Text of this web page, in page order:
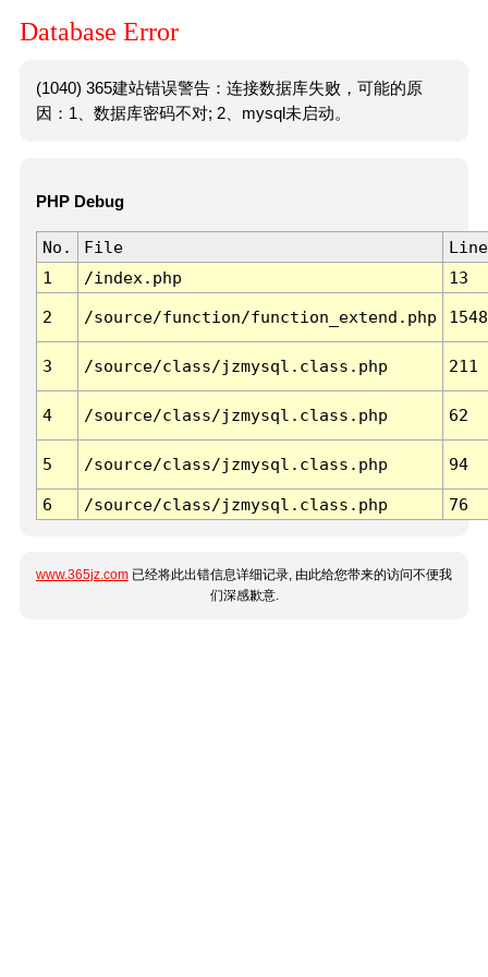
Database Error
(1040) 365建站错误警告：连接数据库失败，可能的原
因：1、数据库密码不对; 2、mysql未启动。
PHP Debug
No. File
Line
1
/index.php 13
2 /source/function/function_extend.php 1548
3 /source/class/jzmysql.class.php 211
4 /source/class/jzmysql.class.php 62
5 /source/class/jzmysql.class.php 94
6 /source/class/jzmysql.class.php 76
www.365jz.com 已经将此出错信息详细记录, 由此给您带来的访问不便我
们深感歉意.